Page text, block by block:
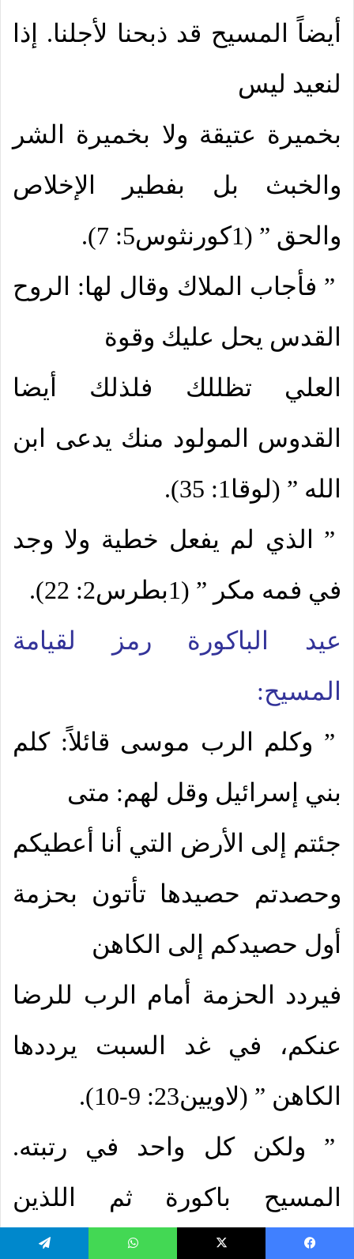
أيضاً المسيح قد ذبحنا لأجلنا. إذا
لنعيد ليس
بخميرة عتيقة ولا بخميرة الشر
والخبث بل بفطير الإخلاص
والحق ” (1كورنثوس5: 7).
” فأجاب الملاك وقال لها: الروح
القدس يحل عليك وقوة
العلي تظللك فلذلك أيضا
القدوس المولود منك يدعى ابن
الله ” (لوقا1: 35).
” الذي لم يفعل خطية ولا وجد
في فمه مكر ” (1بطرس2: 22).
عيد الباكورة رمز لقيامة
المسيح:
” وكلم الرب موسى قائلاً: كلم
بني إسرائيل وقل لهم: متى
جئتم إلى الأرض التي أنا أعطيكم
وحصدتم حصيدها تأتون بحزمة
أول حصيدكم إلى الكاهن
فيردد الحزمة أمام الرب للرضا
عنكم، في غد السبت يرددها
الكاهن ” (لاويين23: 9-10).
” ولكن كل واحد في رتبته.
المسيح باكورة ثم اللذين
للمسيح